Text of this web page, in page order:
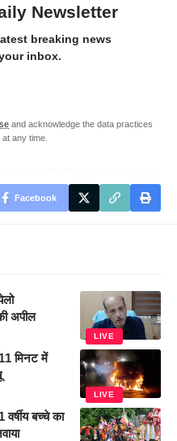
Newsletter
breaking news
inbox.
and acknowledge the data practices
any time.
Facebook
LIVE
अपील
LIVE
मिनट में
वर्षीय बच्चे का